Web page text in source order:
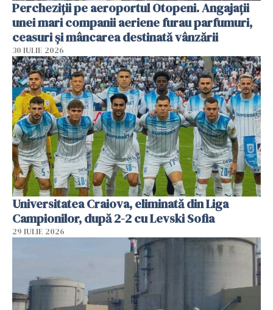
Percheziții pe aeroportul Otopeni. Angajații
unei mari companii aeriene furau parfumuri,
ceasuri și mâncarea destinată vânzării
30 IULIE 2026
Universitatea Craiova, eliminată din Liga
Campionilor, după 2-2 cu Levski Sofia
29 IULIE 2026